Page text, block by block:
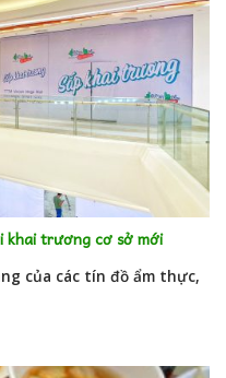
khai trương cơ sở mới
của các tín đồ ẩm thực,